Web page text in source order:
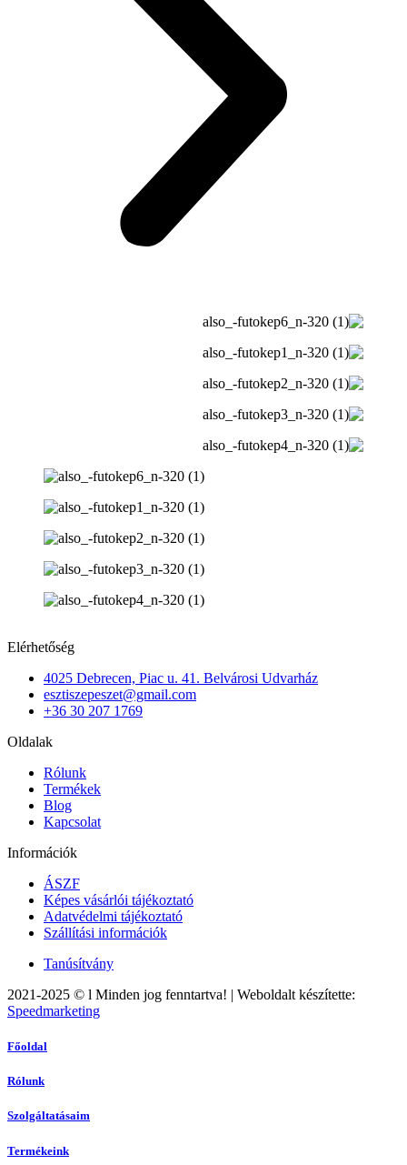
Elérhetőség
4025 Debrecen, Piac u. 41. Belvárosi Udvarház
esztiszepeszet@gmail.com
+36 30 207 1769
Oldalak
Rólunk
Termékek
Blog
Kapcsolat
Információk
ÁSZF
Képes vásárlói tájékoztató
Adatvédelmi tájékoztató
Szállítási információk
Tanúsítvány
2021-2025 © l Minden jog fenntartva! | Weboldalt készítette:
Speedmarketing
Főoldal
Rólunk
Szolgáltatásaim
Termékeink